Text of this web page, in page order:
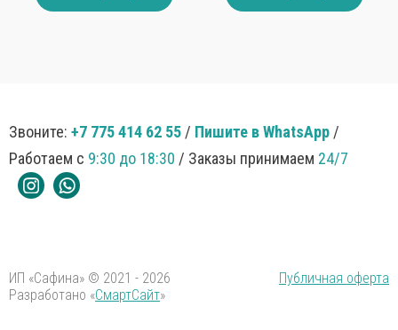
Звоните: +7 775 414 62 55 / Пишите в WhatsApp /
Работаем с 9:30 до 18:30 / Заказы принимаем 24/7
ИП «Сафина» © 2021 - 2026
Публичная оферта
Разработано «СмартСайт»